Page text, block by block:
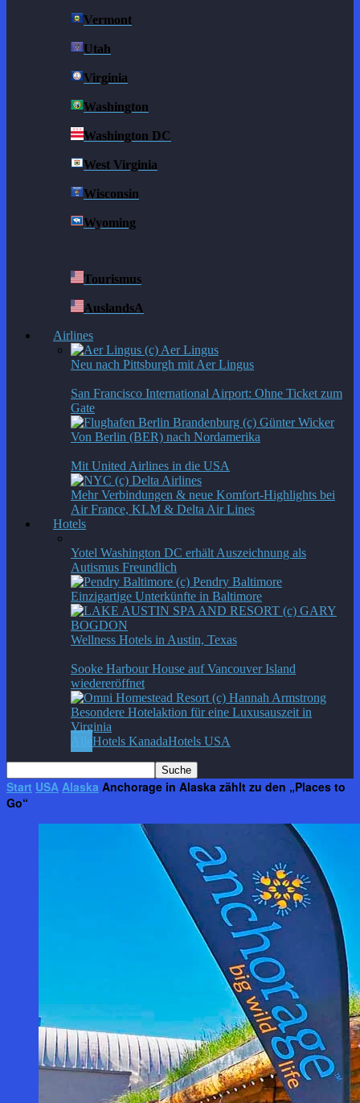
Vermont
Utah
Virginia
Washington
Washington DC
West Virginia
Wisconsin
Wyoming
Tourismus
AuslandsA
Airlines
Neu nach Pittsburgh mit Aer Lingus
San Francisco International Airport: Ohne Ticket zum
Gate
Von Berlin (BER) nach Nordamerika
Mit United Airlines in die USA
Mehr Verbindungen & neue Komfort-Highlights bei
Air France, KLM & Delta Air Lines
Hotels
Yotel Washington DC erhält Auszeichnung als
Autismus Freundlich
Einzigartige Unterkünfte in Baltimore
Wellness Hotels in Austin, Texas
Sooke Harbour House auf Vancouver Island
wiedereröffnet
Besondere Hotelaktion für eine Luxusauszeit in
Virginia
Hotels KanadaHotels USA
Start USA Alaska Anchorage in Alaska zählt zu den „Places to
Go“